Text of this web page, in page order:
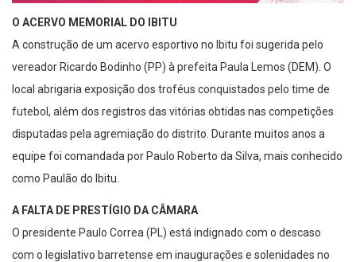
O ACERVO MEMORIAL DO IBITU
A construção de um acervo esportivo no Ibitu foi sugerida pelo
vereador Ricardo Bodinho (PP) à prefeita Paula Lemos (DEM). O
local abrigaria exposição dos troféus conquistados pelo time de
futebol, além dos registros das vitórias obtidas nas competições
disputadas pela agremiação do distrito. Durante muitos anos a
equipe foi comandada por Paulo Roberto da Silva, mais conhecido
como Paulão do Ibitu.
A FALTA DE PRESTÍGIO DA CÂMARA
O presidente Paulo Correa (PL) está indignado com o descaso
com o legislativo barretense em inaugurações e solenidades no